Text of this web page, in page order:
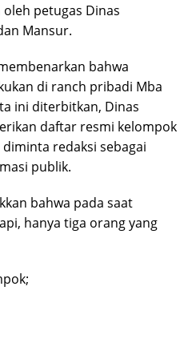
petugas Dinas
Mansur.
bahwa
di ranch pribadi Mba
ini diterbitkan, Dinas
daftar resmi kelompok
redaksi sebagai
publik.
bahwa pada saat
hanya tiga orang yang